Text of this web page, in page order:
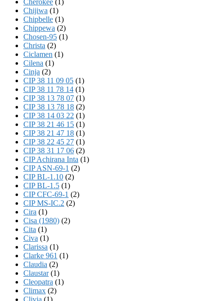
Chijiwa (1)
Chipbelle (1)
Chippewa (2)
Chosen-95 (1)
Christa (2)
Ciclamen (1)
Cilena (1)
Cinja (2)
CIP 38 11 09 05 (1)
CIP 38 11 78 14 (1)
CIP 38 13 78 07 (1)
CIP 38 13 78 18 (2)
CIP 38 14 03 22 (1)
CIP 38 21 46 15 (1)
CIP 38 21 47 18 (1)
CIP 38 22 45 27 (1)
CIP 38 31 17 06 (2)
CIP Achirana Inta (1)
CIP ASN-69-1 (2)
CIP BL-1.10 (2)
CIP BL-1.5 (1)
CIP CFC-69-1 (2)
CIP MS-IC.2 (2)
Cira (1)
Cisa (1980) (2)
Cita (1)
Civa (1)
Clarissa (1)
Clarke 961 (1)
Claudia (2)
Claustar(1)
Cleopatra (1)
Climax (2)
Clivia (1)